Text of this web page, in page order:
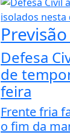
Defesa
de
feira
Frente fria
o fim da